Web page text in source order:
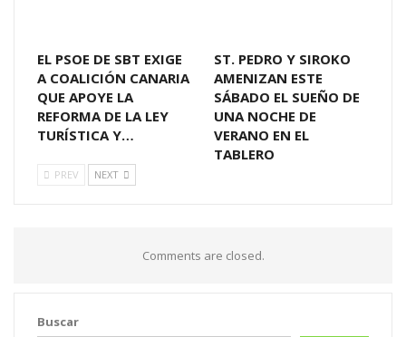
EL PSOE DE SBT EXIGE
A COALICIÓN CANARIA
QUE APOYE LA
REFORMA DE LA LEY
TURÍSTICA Y…
ST. PEDRO Y SIROKO
AMENIZAN ESTE
SÁBADO EL SUEÑO DE
UNA NOCHE DE
VERANO EN EL
TABLERO
PREV NEXT
Comments are closed.
Buscar